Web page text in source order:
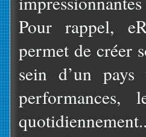
Pour rappel,
permet de créer
sein d’un pays